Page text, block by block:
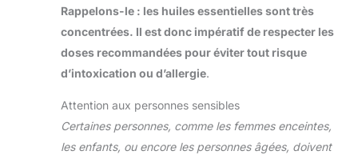
qui suscitera la curiosité
service client convivial
fluide et une satisfaction
client.
Rappelons-le : les huiles essentielles sont très
concentrées. Il est donc impératif de respecter les
doses recommandées pour éviter tout risque
d’intoxication ou d’allergie.
Attention aux personnes sensibles
Certaines personnes, comme les femmes enceintes,
les enfants, ou encore les personnes âgées, doivent